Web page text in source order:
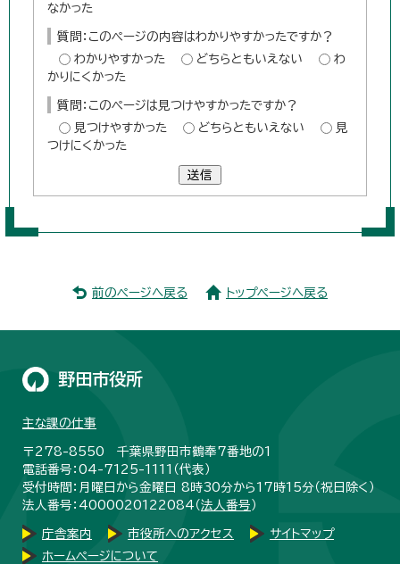
なかった
質問：このページの内容はわかりやすかったですか？
わかりやすかった
どちらともいえない
わ
かりにくかった
質問：このページは見つけやすかったですか？
見つけやすかった
どちらともいえない
見
つけにくかった
送信
前のページへ戻る トップページへ戻る
野田市役所
主な課の仕事
〒278-8550 千葉県野田市鶴奉7番地の1
電話番号：04-7125-1111（代表）
受付時間：月曜日から金曜日 8時30分から17時15分（祝日除く）
法人番号：4000020122084（法人番号 ）
庁舎案内 市役所へのアクセス
サイトマップ
ホームページについて